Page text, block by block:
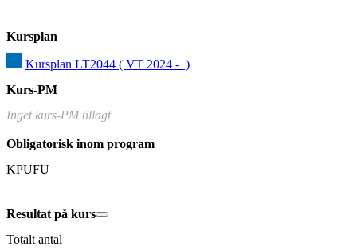
Kursplan
Kursplan LT2044 ( VT 2024 -  )
Kurs-PM
Inget kurs-PM tillagt
Obligatorisk inom program
KPUFU
Resultat på kurs
Totalt antal